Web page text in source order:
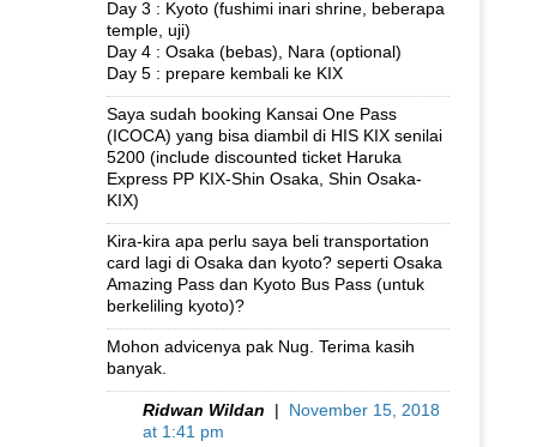
Day 3 : Kyoto (fushimi inari shrine, beberapa
temple, uji)
Day 4 : Osaka (bebas), Nara (optional)
Day 5 : prepare kembali ke KIX
Saya sudah booking Kansai One Pass
(ICOCA) yang bisa diambil di HIS KIX senilai
5200 (include discounted ticket Haruka
Express PP KIX-Shin Osaka, Shin Osaka-
KIX)
Kira-kira apa perlu saya beli transportation
card lagi di Osaka dan kyoto? seperti Osaka
Amazing Pass dan Kyoto Bus Pass (untuk
berkeliling kyoto)?
Mohon advicenya pak Nug. Terima kasih
banyak.
Ridwan Wildan | November 15, 2018
at 1:41 pm